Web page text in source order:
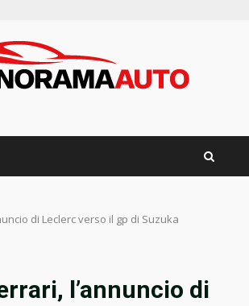
di Leclerc verso il gp di Suzuka
l’annuncio di